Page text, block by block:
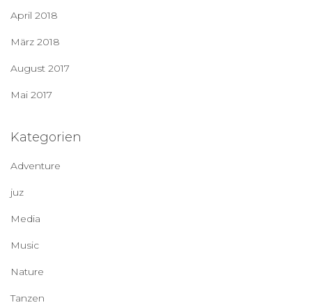
April 2018
März 2018
August 2017
Mai 2017
Kategorien
Adventure
juz
Media
Music
Nature
Tanzen